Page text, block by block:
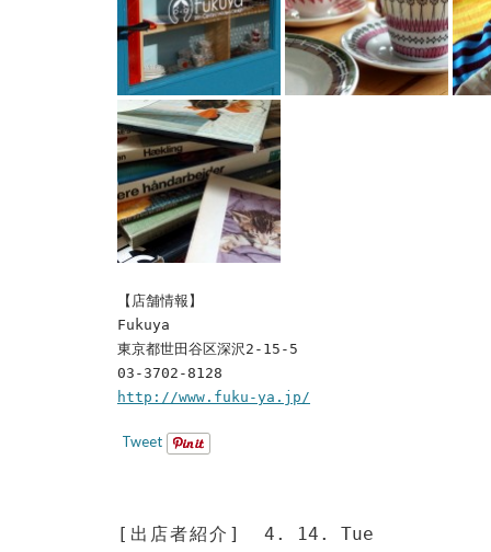
【店舗情報】
Fukuya
東京都世田谷区深沢2-15-5
03-3702-8128
http://www.fuku-ya.jp/
Tweet
[出店者紹介] 4. 14. Tue